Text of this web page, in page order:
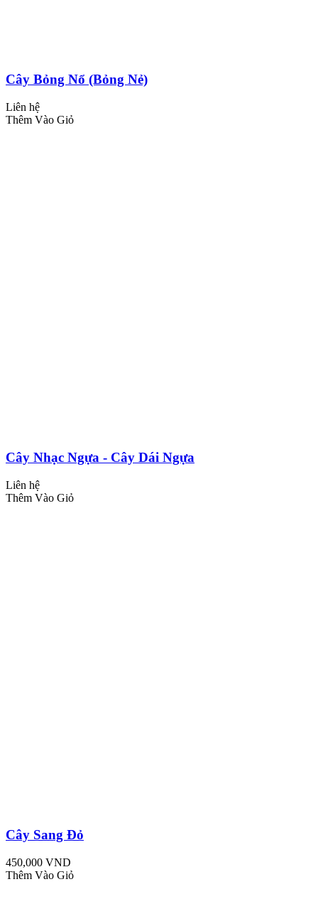
Cây Bỏng Nổ (Bỏng Nẻ)
Liên hệ
Thêm Vào Giỏ
Cây Nhạc Ngựa - Cây Dái Ngựa
Liên hệ
Thêm Vào Giỏ
Cây Sang Đỏ
450,000 VND
Thêm Vào Giỏ